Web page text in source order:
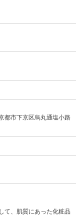
都市下京区烏丸通塩小路
て、肌質にあった化粧品